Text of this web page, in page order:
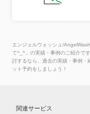
エンジェルウォッシュ/
て^_^」の実績・事例のご紹介で
討するなら、過去の実績・事例・
ット予約をしましょう！
関連サービス